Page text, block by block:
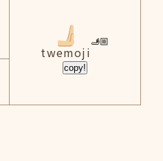
twemoji
copy!